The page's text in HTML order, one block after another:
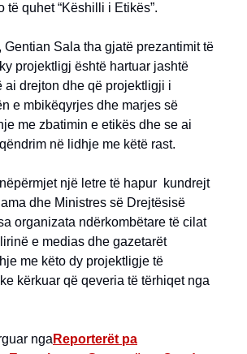
të quhet “Këshilli i Etikës”.
Gentian Sala tha gjatë prezantimit të
projektligj është hartuar jashtë
ai drejton dhe që projektligji i
e mbikëqyrjes dhe marjes së
me zbatimin e etikës dhe se ai
në lidhje me këtë rast.
një letre të hapur kundrejt
dhe Ministres së Drejtësisë
organizata ndërkombëtare të cilat
e medias dhe gazetarët
me këto dy projektligje të
kërkuar që qeveria të tërhiqet nga
nga Reporterët pa